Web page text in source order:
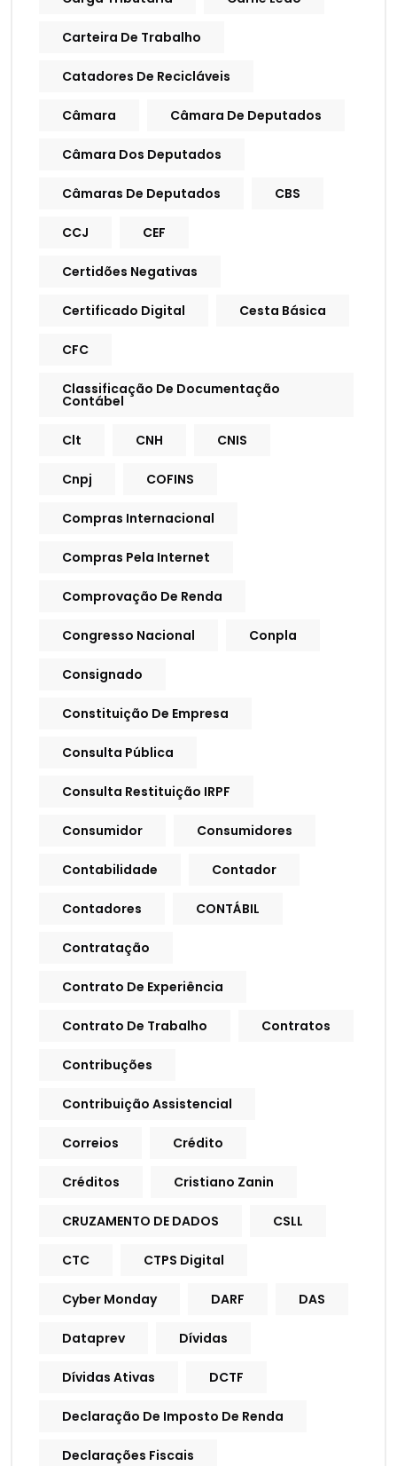
Carteira De Trabalho
Catadores De Recicláveis
Câmara Câmara De Deputados
Câmara Dos Deputados
Câmaras De Deputados CBS
CCJ CEF
Certidões Negativas
Certificado Digital Cesta Básica
CFC
Classificação De Documentação
Contábel
Clt CNH CNIS
Cnpj COFINS
Compras Internacional
Compras Pela Internet
Comprovação De Renda
Congresso Nacional Conpla
Consignado
Constituição De Empresa
Consulta Pública
Consulta Restituição IRPF
Consumidor Consumidores
Contabilidade Contador
Contadores CONTÁBIL
Contratação
Contrato De Experiência
Contrato De Trabalho Contratos
Contribuções
Contribuição Assistencial
Correios Crédito
Créditos Cristiano Zanin
CRUZAMENTO DE DADOS CSLL
CTC CTPS Digital
Cyber Monday DARF DAS
Dataprev Dívidas
Dívidas Ativas DCTF
Declaração De Imposto De Renda
Declarações Fiscais